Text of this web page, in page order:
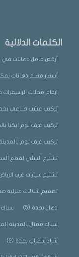
الكلمات الدلالية
أرخص عامل دهانات في
أسعار معلم دهانات
ارقام محلات
تركيب عشب صناعي
تركيب غرف نوم ايكيا
تركيب غرف نوم بالمدينة
تشليح السلي لقطع
تشليح سيارات غرب الرياض
تصميم شلالات منزلية
دهان بجدة (5) سباك
سباك ممتاز بالمدينة
شراء سكراب بجدة (2)